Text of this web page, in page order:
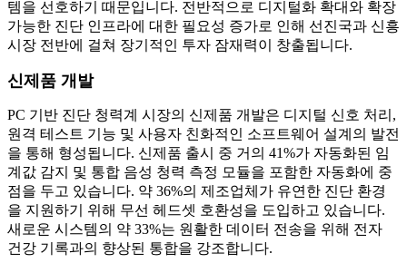
템을 선호하기 때문입니다. 전반적으로 디지털화 확대와 확장
가능한 진단 인프라에 대한 필요성 증가로 인해 선진국과 신흥
시장 전반에 걸쳐 장기적인 투자 잠재력이 창출됩니다.
신제품 개발
PC 기반 진단 청력계 시장의 신제품 개발은 디지털 신호 처리,
원격 테스트 기능 및 사용자 친화적인 소프트웨어 설계의 발전
을 통해 형성됩니다. 신제품 출시 중 거의 41%가 자동화된 임
계값 감지 및 통합 음성 청력 측정 모듈을 포함한 자동화에 중
점을 두고 있습니다. 약 36%의 제조업체가 유연한 진단 환경
을 지원하기 위해 무선 헤드셋 호환성을 도입하고 있습니다.
새로운 시스템의 약 33%는 원활한 데이터 전송을 위해 전자
건강 기록과의 향상된 통합을 강조합니다.